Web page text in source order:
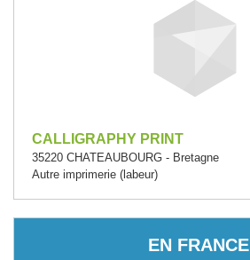
CALLIGRAPHY PRINT
35220 CHATEAUBOURG - Bretagne
Autre imprimerie (labeur)
EN FRANCE